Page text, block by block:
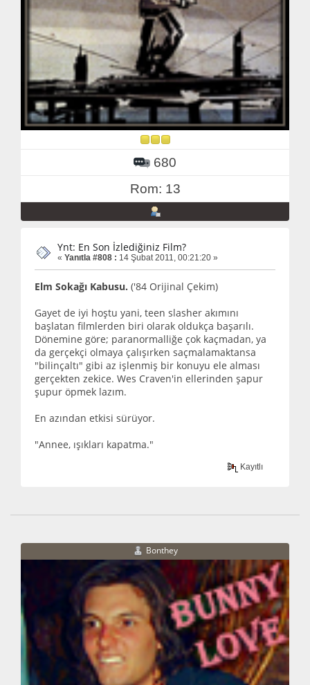
680
Rom: 13
Ynt: En Son İzlediğiniz Film?
« Yanıtla #808 : 14 Şubat 2011, 00:21:20 »
Elm Sokağı Kabusu. ('84 Orijinal Çekim)
Gayet de iyi hoştu yani, teen slasher akımını
başlatan filmlerden biri olarak oldukça başarılı.
Dönemine göre; paranormalliğe çok kaçmadan, ya
da gerçekçi olmaya çalışırken saçmalamaktansa
"bilinçaltı" gibi az işlenmiş bir konuyu ele alması
gerçekten zekice. Wes Craven'in ellerinden şapur
şupur öpmek lazım.
En azından etkisi sürüyor.
"Annee, ışıkları kapatma."
Kayıtlı
Bonthey